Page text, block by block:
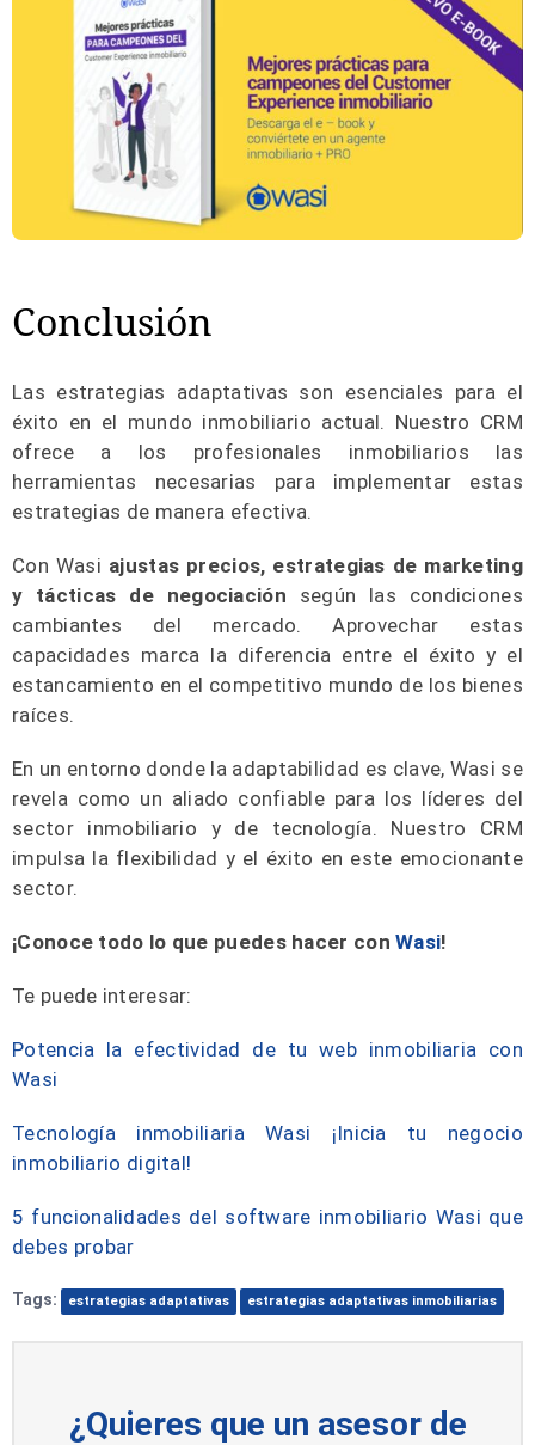
Conclusión
Las estrategias adaptativas son esenciales para el
éxito en el mundo inmobiliario actual. Nuestro CRM
ofrece a los profesionales inmobiliarios las
herramientas necesarias para implementar estas
estrategias de manera efectiva.
Con Wasi ajustas precios, estrategias de marketing
y tácticas de negociación según las condiciones
cambiantes del mercado. Aprovechar estas
capacidades marca la diferencia entre el éxito y el
estancamiento en el competitivo mundo de los bienes
raíces.
En un entorno donde la adaptabilidad es clave, Wasi se
revela como un aliado confiable para los líderes del
sector inmobiliario y de tecnología. Nuestro CRM
impulsa la flexibilidad y el éxito en este emocionante
sector.
¡Conoce todo lo que puedes hacer conWasi!
Te puede interesar:
Potencia la efectividad de tu web inmobiliaria con
Wasi
Tecnología inmobiliaria Wasi ¡Inicia tu negocio
inmobiliario digital!
5 funcionalidades del software inmobiliario Wasi que
debes probar
Tags: estrategias adaptativas estrategias adaptativas inmobiliarias
¿Quieres que un asesor de